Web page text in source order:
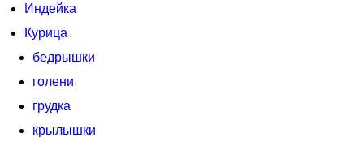
Индейка
Курица
бедрышки
голени
грудка
крылышки